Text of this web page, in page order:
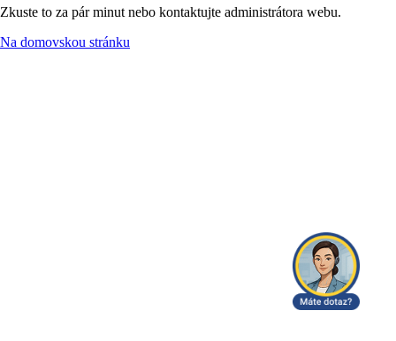
Zkuste to za pár minut nebo kontaktujte administrátora webu.
Na domovskou stránku